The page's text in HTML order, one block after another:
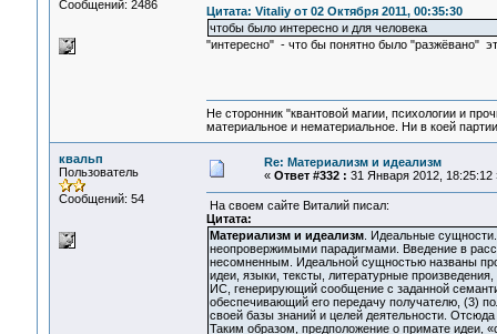
Сообщений: 2486
Цитата: Vitaliy от 02 Октября 2011, 00:35:30
чтобы было интересно и для человека
"интересно" - что бы понятно было "разжёвано"
Не сторонник "квантовой магии, психологии и
материальное и нематериальное. Ни в коей
квальп
Пользователь
Сообщений: 54
Re: Материализм и идеализм
« Ответ #332 : 31 Января 2012, 18:25:12
На своем сайте Виталий писал:
Цитата:
Материализм и идеализм. Идеальные
неопровержимыми парадигмами. Введение в
несомненным. Идеальной сущностью названы
идеи, языки, тексты, литературные
ИС, генерирующий сообщение с заданной
обеспечивающий его передачу получателю, (3)
своей базы знаний и целей деятельности.
Таким образом, предположение о примате идеи,